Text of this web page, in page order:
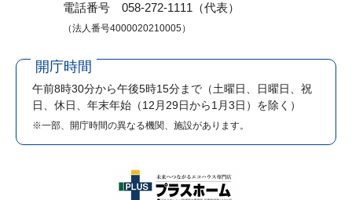
電話番号 058-272-1111（代表）
（法人番号4000020210005）
開庁時間
午前8時30分から午後5時15分まで （土曜日、日曜日、祝
日、休日、年末年始（12月29日から1月3日）を除く）
※一部、開庁時間の異なる機関、施設があります。